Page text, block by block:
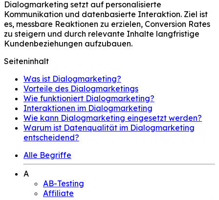
Dialogmarketing setzt auf personalisierte
Kommunikation und datenbasierte Interaktion. Ziel ist
es, messbare Reaktionen zu erzielen, Conversion Rates
zu steigern und durch relevante Inhalte langfristige
Kundenbeziehungen aufzubauen.
Seiteninhalt
Was ist Dialogmarketing?
Vorteile des Dialogmarketings
Wie funktioniert Dialogmarketing?
Interaktionen im Dialogmarketing
Wie kann Dialogmarketing eingesetzt werden?
Warum ist Datenqualität im Dialogmarketing
entscheidend?
Alle Begriffe
A
AB-Testing
Affiliate